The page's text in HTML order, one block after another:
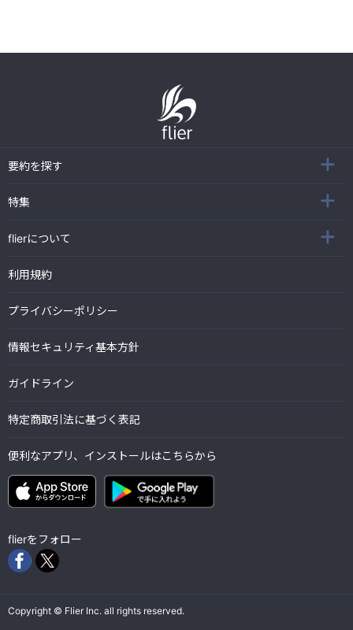
要約を探す
特集
flierについて
利用規約
プライバシーポリシー
情報セキュリティ基本方針
ガイドライン
特定商取引法に基づく表記
便利なアプリ、インストールはこちらから
flierをフォロー
Copyright © Flier Inc. all rights reserved.